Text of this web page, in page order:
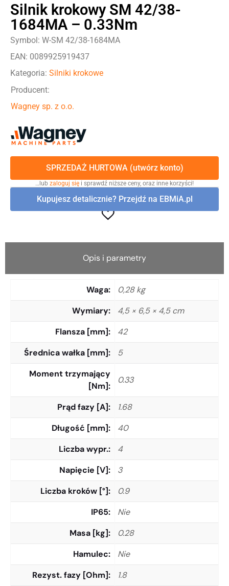
Silnik krokowy SM 42/38-
1684MA – 0.33Nm
Symbol: W-SM 42/38-1684MA
EAN: 0089925919437
Kategoria: Silniki krokowe
Producent:
Wagney sp. z o.o.
SPRZEDAŻ HURTOWA (utwórz konto)
…lub zaloguj się i sprawdź niższe ceny, oraz inne korzyści!
Kupujesz detalicznie? Przejdź na EBMiA.pl
Opis i parametry
Waga
0,28 kg
Wymiary
4,5 × 6,5 × 4,5 cm
Flansza [mm]
42
Średnica wałka [mm]
5
Moment trzymający
[Nm]
0.33
Prąd fazy [A]
1.68
Długość [mm]
40
Liczba wypr.
4
Napięcie [V]
3
Liczba kroków [°]
0.9
IP65
Nie
Masa [kg]
0.28
Hamulec
Nie
Rezyst. fazy [Ohm]
1.8